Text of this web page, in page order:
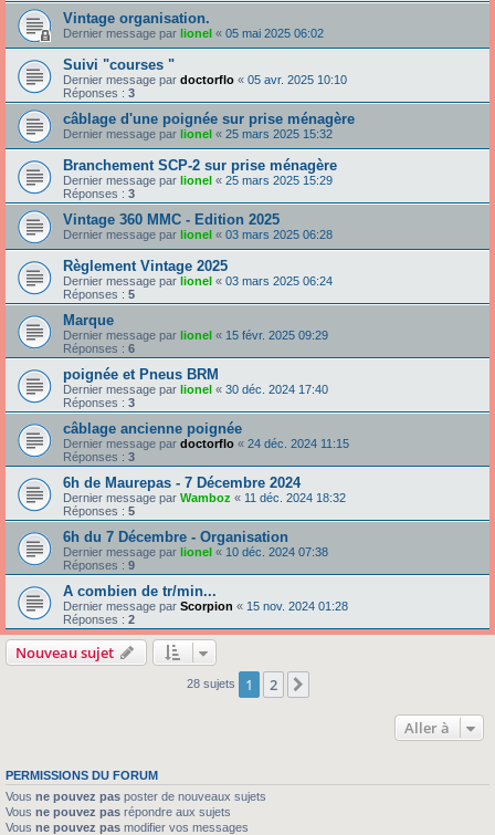
Vintage organisation.
Dernier message par lionel « 05 mai 2025 06:02
Suivi "courses "
Dernier message par doctorflo « 05 avr. 2025 10:10
Réponses : 3
câblage d'une poignée sur prise ménagère
Dernier message par lionel « 25 mars 2025 15:32
Branchement SCP-2 sur prise ménagère
Dernier message par lionel « 25 mars 2025 15:29
Réponses : 3
Vintage 360 MMC - Edition 2025
Dernier message par lionel « 03 mars 2025 06:28
Règlement Vintage 2025
Dernier message par lionel « 03 mars 2025 06:24
Réponses : 5
Marque
Dernier message par lionel « 15 févr. 2025 09:29
Réponses : 6
poignée et Pneus BRM
Dernier message par lionel « 30 déc. 2024 17:40
Réponses : 3
câblage ancienne poignée
Dernier message par doctorflo « 24 déc. 2024 11:15
Réponses : 3
6h de Maurepas - 7 Décembre 2024
Dernier message par Wamboz « 11 déc. 2024 18:32
Réponses : 5
6h du 7 Décembre - Organisation
Dernier message par lionel « 10 déc. 2024 07:38
Réponses : 9
A combien de tr/min...
Dernier message par Scorpion « 15 nov. 2024 01:28
Réponses : 2
Nouveau sujet
28 sujets 1 2
Aller à
PERMISSIONS DU FORUM
Vous ne pouvez pas poster de nouveaux sujets
Vous ne pouvez pas répondre aux sujets
Vous ne pouvez pas modifier vos messages